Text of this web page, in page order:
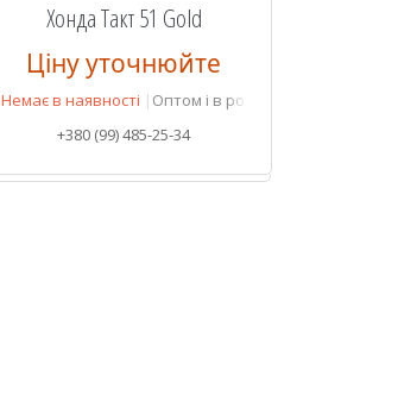
Хонда Такт 51 Gold
Ціну уточнюйте
Немає в наявності
Оптом і в роздріб
+380 (99) 485-25-34